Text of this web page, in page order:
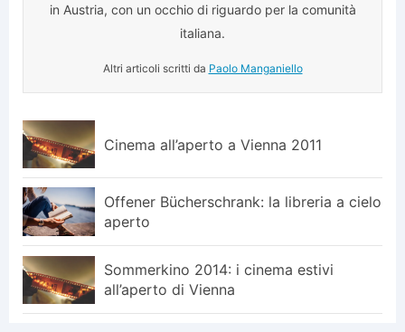
in Austria, con un occhio di riguardo per la comunità
italiana.
Altri articoli scritti da Paolo Manganiello
Cinema all’aperto a Vienna 2011
Offener Bücherschrank: la libreria a cielo
aperto
Sommerkino 2014: i cinema estivi
all’aperto di Vienna